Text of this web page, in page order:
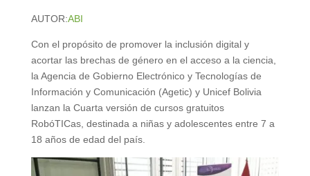
AUTOR:ABI
Con el propósito de promover la inclusión digital y
acortar las brechas de género en el acceso a la ciencia,
la Agencia de Gobierno Electrónico y Tecnologías de
Información y Comunicación (Agetic) y Unicef Bolivia
lanzan la Cuarta versión de cursos gratuitos
RobóTICas, destinada a niñas y adolescentes entre 7 a
18 años de edad del país.